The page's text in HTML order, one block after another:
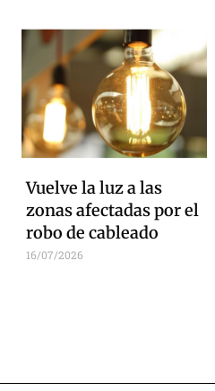
Vuelve la luz a las
zonas afectadas por el
robo de cableado
16/07/2026